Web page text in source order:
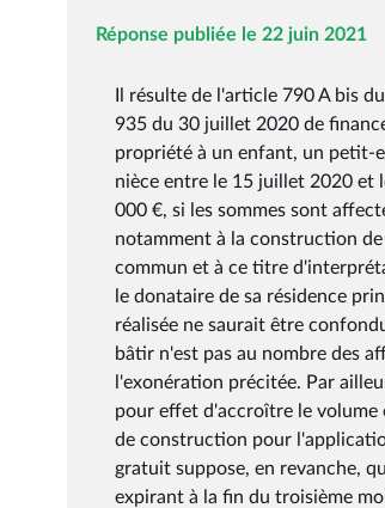
Réponse publiée le 22 juin 2021
Il résulte de l'article 790 A bis
935 du 30 juillet 2020 de
propriété à un enfant, un petit-
nièce entre le 15 juillet 2020 et
000 €, si les sommes sont
notamment à la construction
commun et à ce titre
le donataire de sa résidence
réalisée ne saurait être
bâtir n'est pas au nombre des
l'exonération précitée. Par
pour effet d'accroître le volume
de construction pour
gratuit suppose, en revanche,
expirant à la fin du troisième